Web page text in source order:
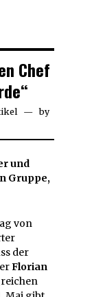
Chef
by
und
Gruppe,
von
der
Florian